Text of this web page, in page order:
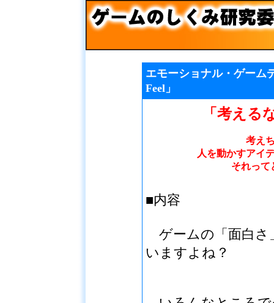
エモーショナル・ゲーム
Feel」
「考える
考え
人を動かすアイ
それって
■内容
ゲームの「面白さ
いますよね？